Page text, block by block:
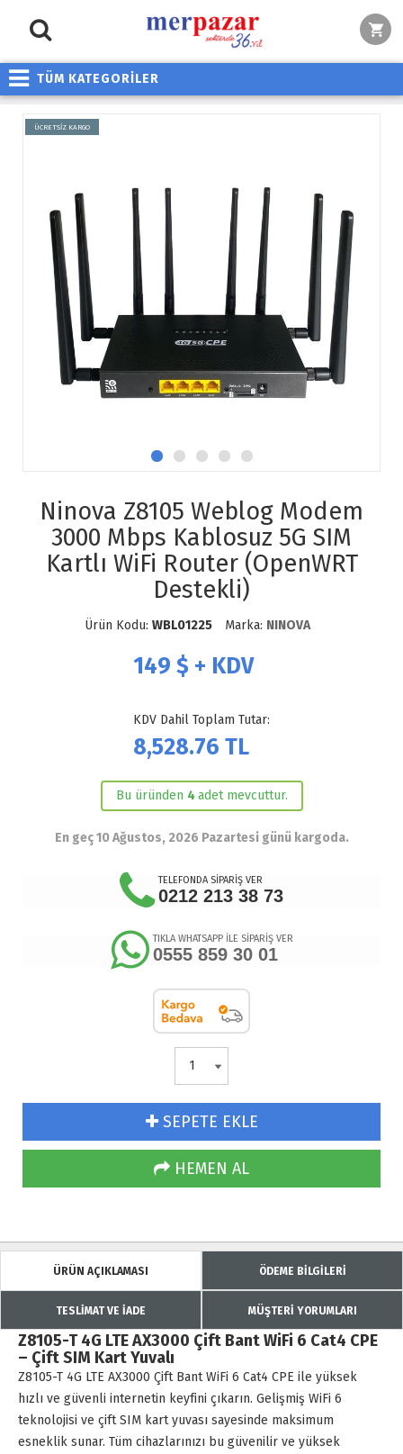
TÜM KATEGORİLER
ÜCRETSİZ KARGO
Ninova Z8105 Weblog Modem
3000 Mbps Kablosuz 5G SIM
Kartlı WiFi Router (OpenWRT
Destekli)
Ürün Kodu: WBL01225 Marka: NINOVA
149 $ + KDV
KDV Dahil Toplam Tutar:
8,528.76 TL
Bu üründen 4 adet mevcuttur.
En geç 10 Ağustos, 2026 Pazartesi günü kargoda.
TELEFONDA SİPARİŞ VER
0212 213 38 73
TIKLA WHATSAPP İLE SİPARİŞ VER
0555 859 30 01
SEPETE EKLE
HEMEN AL
ÜRÜN AÇIKLAMASI ÖDEME BİLGİLERİ
TESLİMAT VE İADE MÜŞTERİ YORUMLARI
Z8105-T 4G LTE AX3000 Çift Bant WiFi 6 Cat4 CPE
– Çift SIM Kart Yuvalı
Z8105-T 4G LTE AX3000 Çift Bant WiFi 6 Cat4 CPE ile yüksek
hızlı ve güvenli internetin keyfini çıkarın. Gelişmiş WiFi 6
teknolojisi ve çift SIM kart yuvası sayesinde maksimum
esneklik sunar. Tüm cihazlarınızı bu güvenilir ve yüksek